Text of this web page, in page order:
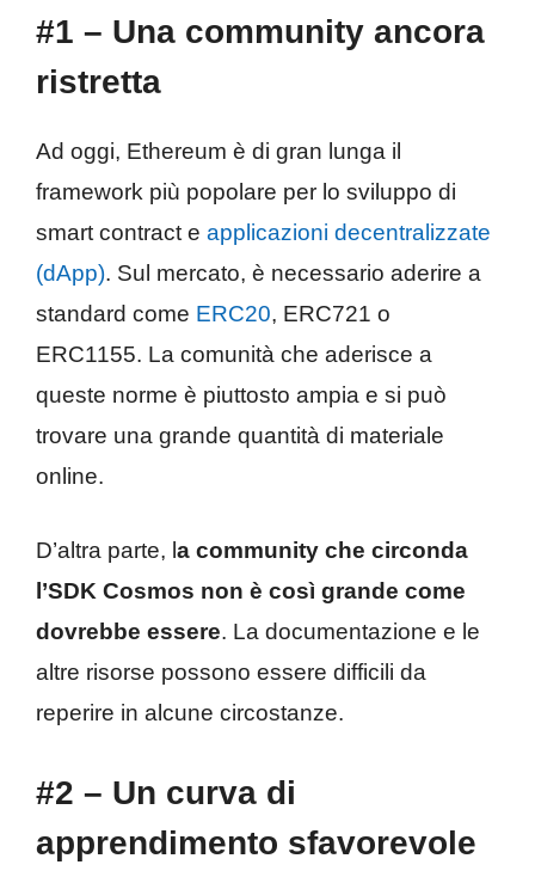
#1 – Una community ancora
ristretta
Ad oggi, Ethereum è di gran lunga il
framework più popolare per lo sviluppo di
smart contract e applicazioni decentralizzate
(dApp). Sul mercato, è necessario aderire a
standard come ERC20, ERC721 o
ERC1155. La comunità che aderisce a
queste norme è piuttosto ampia e si può
trovare una grande quantità di materiale
online.
D’altra parte, l a community che circonda
l’SDK Cosmos non è così grande come
dovrebbe essere. La documentazione e le
altre risorse possono essere difficili da
reperire in alcune circostanze.
#2 – Un curva di
apprendimento sfavorevole